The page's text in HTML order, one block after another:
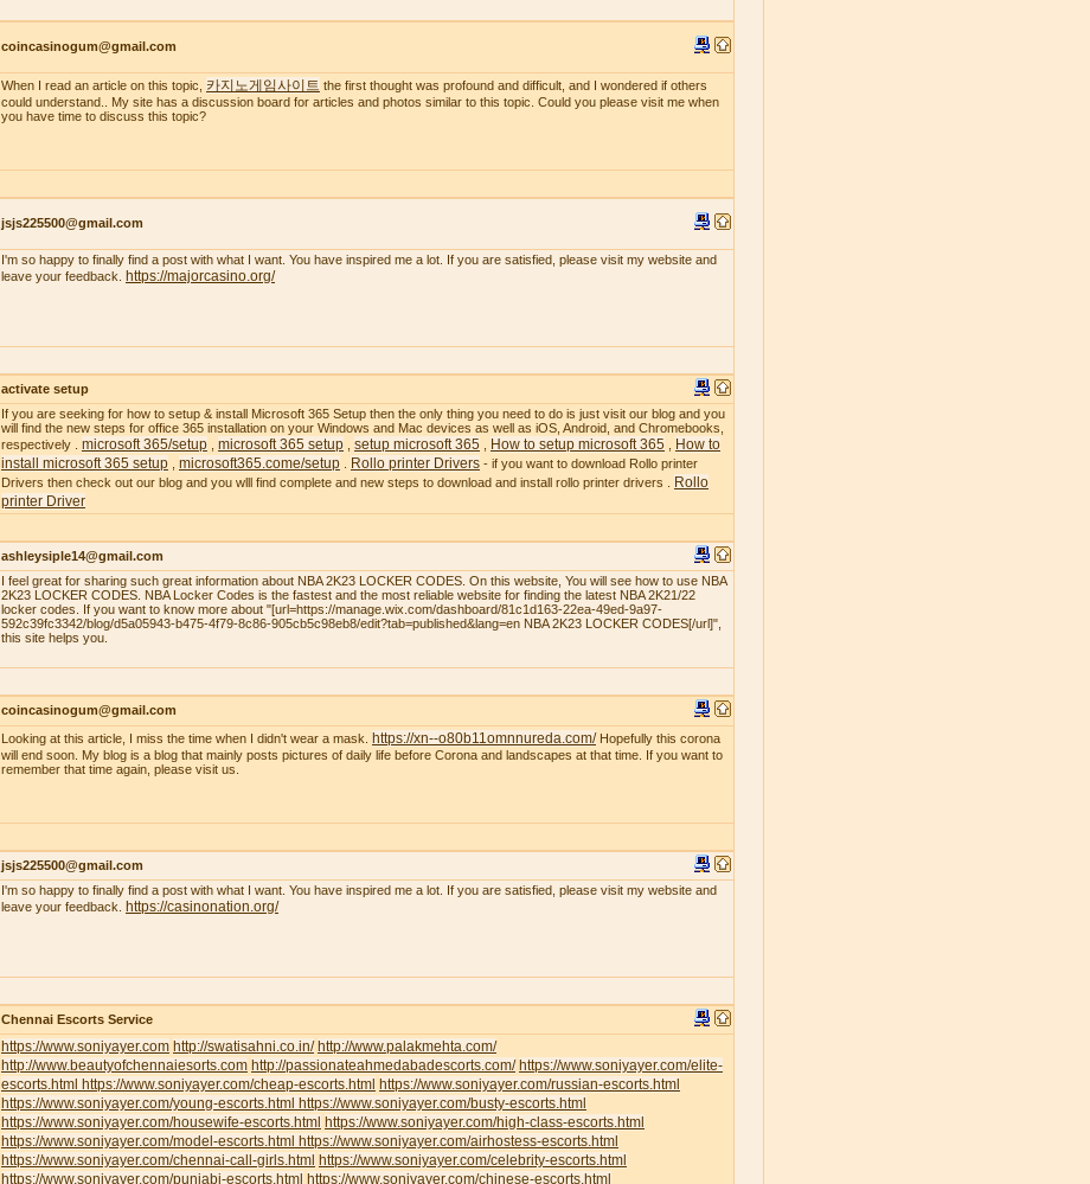
coincasinogum@gmail.com
When I read an article on this topic, 카지노게임사이트 the first thought was profound and difficult, and I wondered if others
could understand.. My site has a discussion board for articles and photos similar to this topic. Could you please visit me when
you have time to discuss this topic?
jsjs225500@gmail.com
I'm so happy to finally find a post with what I want. You have inspired me a lot. If you are satisfied, please visit my website and
leave your feedback.
https://majorcasino.org/
activate setup
If you are seeking for how to setup & install Microsoft 365 Setup then the only thing you need to do is just visit our blog and you
will find the new steps for office 365 installation on your Windows and Mac devices as well as iOS, Android, and Chromebooks,
respectively . microsoft 365/setup microsoft 365 setup setup microsoft 365 How to setup microsoft 365
How to
install microsoft 365 setup
microsoft365.come/setup Rollo printer Drivers - if you want to download Rollo printer
Drivers then check out our blog and you wlll find complete and new steps to download and install rollo printer drivers .
Rollo
printer Driver
ashleysiple14@gmail.com
I feel great for sharing such great information about NBA 2K23 LOCKER CODES. On this website, You will see how to use NBA
2K23 LOCKER CODES. NBA Locker Codes is the fastest and the most reliable website for finding the latest NBA 2K21/22
locker codes. If you want to know more about "[url=https://manage.wix.com/dashboard/81c1d163-22ea-49ed-9a97-
592c39fc3342/blog/d5a05943-b475-4f79-8c86-905cb5c98eb8/edit?tab=published&lang=en NBA 2K23 LOCKER CODES[/url]",
this site helps you.
coincasinogum@gmail.com
Looking at this article, I miss the time when I didn't wear a mask. https://xn--o80b11omnnureda.com/Hopefully this corona
will end soon. My blog is a blog that mainly posts pictures of daily life before Corona and landscapes at that time. If you want to
remember that time again, please visit us.
jsjs225500@gmail.com
I'm so happy to finally find a post with what I want. You have inspired me a lot. If you are satisfied, please visit my website and
leave your feedback.
https://casinonation.org/
Chennai Escorts Service
https://www.soniyayer.com http://swatisahni.co.in/ http://www.palakmehta.com/
http://www.beautyofchennaiesorts.com http://passionateahmedabadescorts.com/ https://www.soniyayer.com/elite-
escorts.html https://www.soniyayer.com/cheap-escorts.html https://www.soniyayer.com/russian-escorts.html
https://www.soniyayer.com/young-escorts.html https://www.soniyayer.com/busty-escorts.html
https://www.soniyayer.com/housewife-escorts.html https://www.soniyayer.com/high-class-escorts.html
https://www.soniyayer.com/model-escorts.html https://www.soniyayer.com/airhostess-escorts.html
https://www.soniyayer.com/chennai-call-girls.html https://www.soniyayer.com/celebrity-escorts.html
https://www.soniyayer.com/punjabi-escorts.html https://www.soniyayer.com/chinese-escorts.html